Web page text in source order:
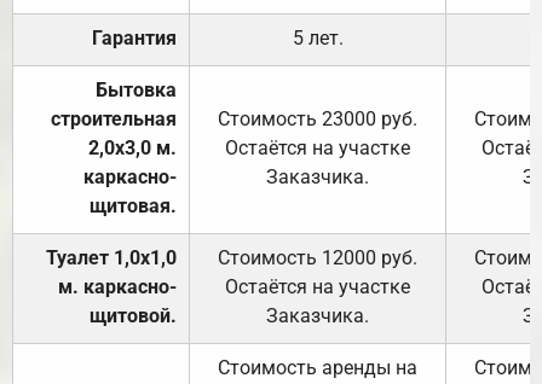
Гарантия 5 лет.
Бытовка
строительная
2,0х3,0 м.
каркасно-
щитовая.
Стоимость 23000 руб.
Остаётся на участке
Заказчика.
Туалет 1,0х1,0
м. каркасно-
щитовой.
Стоимость 12000 руб.
Остаётся на участке
Заказчика.
Стоимость аренды на